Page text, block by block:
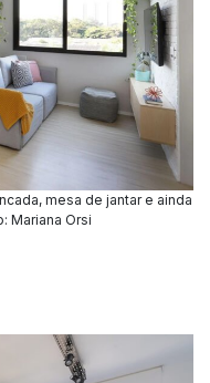
mesa de jantar e ainda
Mariana Orsi